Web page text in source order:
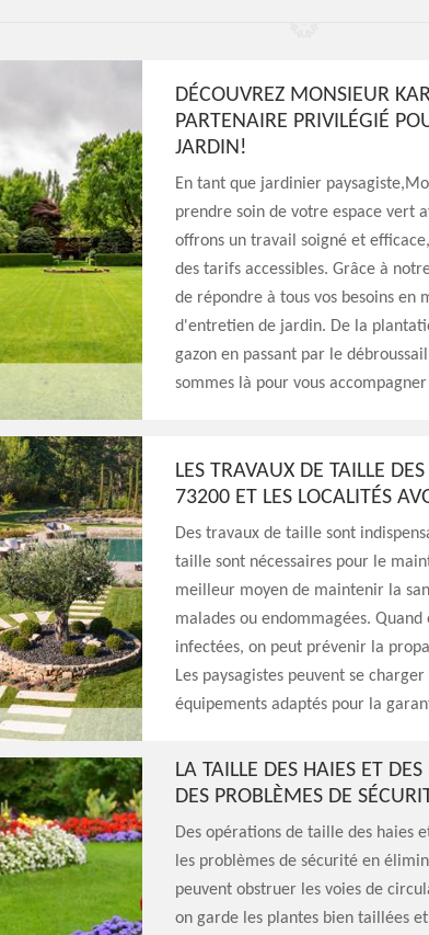
DÉCOUVREZ MONSIEUR
PARTENAIRE PRIVILÉGIÉ
JARDIN!
En tant que jardinier
prendre soin de votre espace vert
offrons un travail soigné et
des tarifs accessibles. Grâce à
de répondre à tous vos besoins
d'entretien de jardin. De la
gazon en passant par le
sommes là pour vous
LES TRAVAUX DE TAILLE
73200 ET LES LOCALITÉS
Des travaux de taille sont
taille sont nécessaires pour le
meilleur moyen de maintenir la
malades ou endommagées.
infectées, on peut prévenir la
Les paysagistes peuvent se
équipements adaptés pour la
LA TAILLE DES HAIES ET
DES PROBLÈMES DE
Des opérations de taille des haies
les problèmes de sécurité en
peuvent obstruer les voies de
on garde les plantes bien taillées